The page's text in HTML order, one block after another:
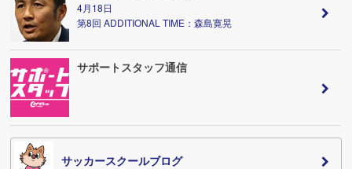
4月18日
第8回 ADDITIONAL TIME：森島寛晃
サポートスタッフ通信
サッカースクールブログ